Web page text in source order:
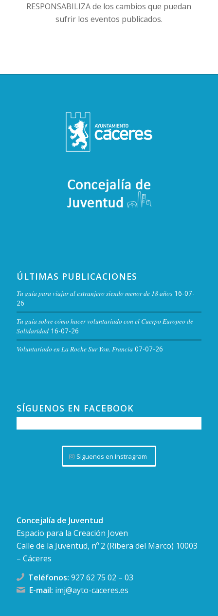
RESPONSABILIZA de los cambios que puedan
sufrir los eventos publicados.
ÚLTIMAS PUBLICACIONES
Tu guía para viajar al extranjero siendo menor de 18 años 16-07-
26
Tu guía sobre cómo hacer voluntariado con el Cuerpo Europeo de
Solidaridad 16-07-26
Voluntariado en La Roche Sur Yon. Francia 07-07-26
SÍGUENOS EN FACEBOOK
Siguenos en Instragram
Concejalía de Juventud
Espacio para la Creación Joven
Calle de la Juventud, nº 2 (Ribera del Marco) 10003
– Cáceres
Teléfonos: 927 62 75 02 – 03
E-mail: imj@ayto-caceres.es